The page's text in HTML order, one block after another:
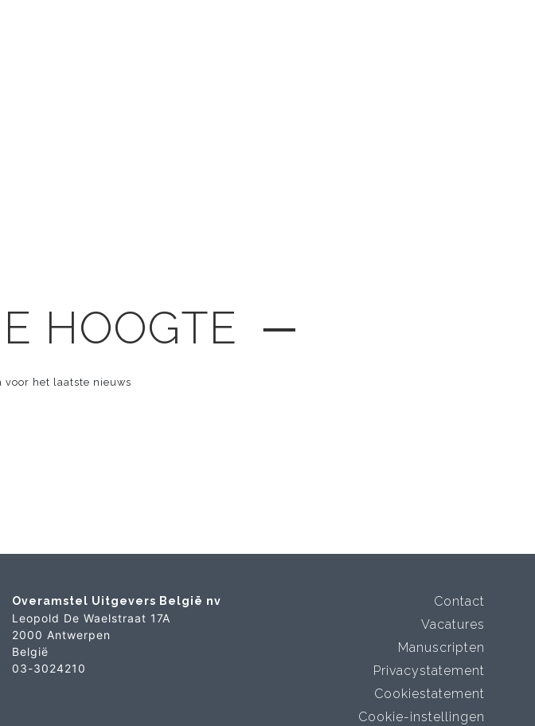
HOOGTE ─
voor het laatste nieuws
Overamstel Uitgevers België nv
Leopold De Waelstraat 17A
2000 Antwerpen
België
03-3024210
Contact
Vacatures
Manuscripten
Privacystatement
Cookiestatement
Cookie-instellingen